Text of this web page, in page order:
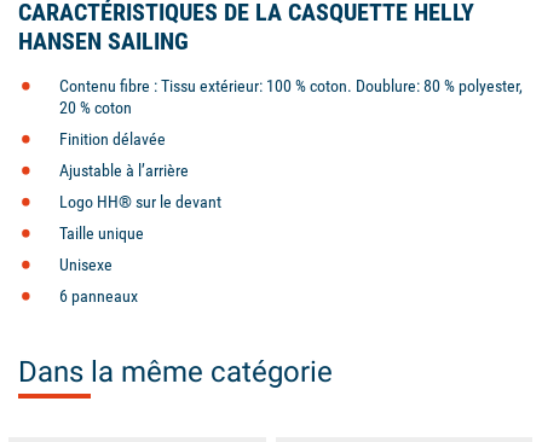
CARACTÉRISTIQUES DE LA CASQUETTE HELLY
HANSEN SAILING
Contenu fibre : Tissu extérieur: 100 % coton. Doublure: 80 % polyester,
20 % coton
Finition délavée
Ajustable à l’arrière
Logo HH® sur le devant
Taille unique
Unisexe
6 panneaux
Dans la même catégorie